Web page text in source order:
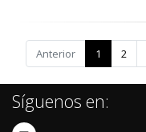
Anterior 1 2
Síguenos en: